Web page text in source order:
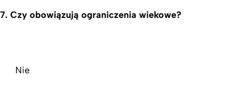
7. Czy obowiązują ograniczenia wiekowe?
Nie